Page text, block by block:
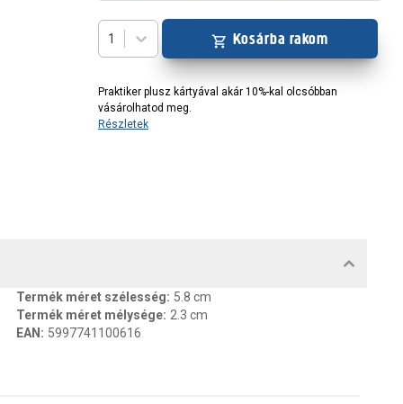
1 Kosárba rakom
Praktiker plusz kártyával akár 10%-kal olcsóbban
vásárolhatod meg.
Részletek
Termék méret szélesség: 5.8 cm
Termék méret mélysége: 2.3 cm
EAN : 5997741100616